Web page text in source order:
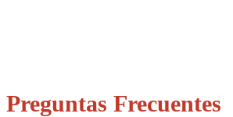
Preguntas Frecuentes